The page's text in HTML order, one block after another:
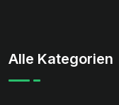
Alle Kategorien